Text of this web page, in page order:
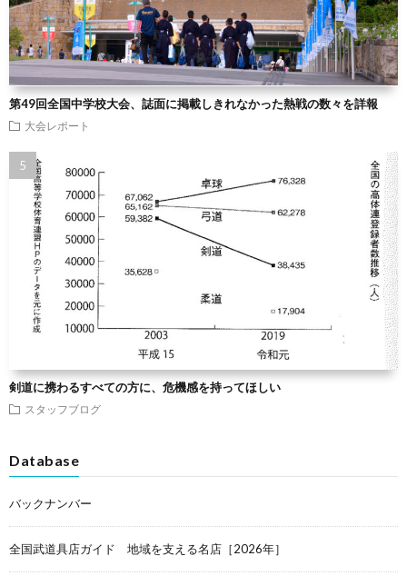
第49回全国中学校大会、誌面に掲載しきれなかった熱戦の数々を詳報
大会レポート
剣道に携わるすべての方に、危機感を持ってほしい
スタッフブログ
Database
バックナンバー
全国武道具店ガイド 地域を支える名店［2026年］